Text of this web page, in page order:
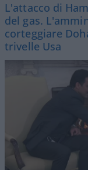
L'attacco di
del gas.
corteggiare
trivelle Usa